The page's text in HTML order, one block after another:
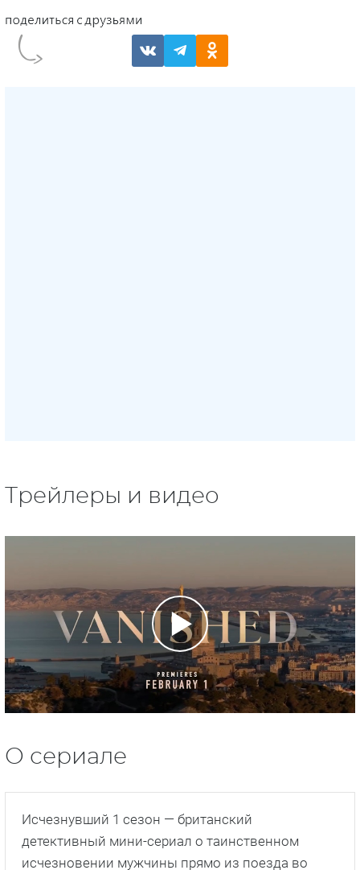
Трейлеры и видео
О сериале
Исчезнувший 1 сезон — британский
детективный мини-сериал о таинственном
исчезновении мужчины прямо из поезда во